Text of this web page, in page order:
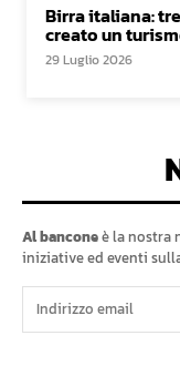
Birra italiana:
creato un
29 Luglio 2026
Al banconeè la nostra
iniziative ed eventi